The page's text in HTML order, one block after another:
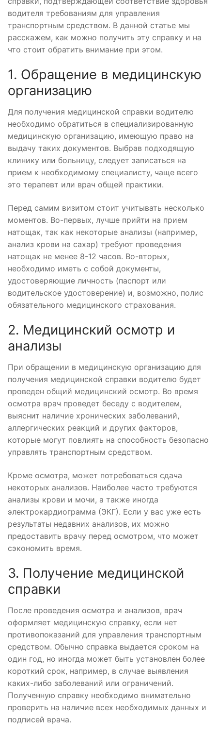
водителя требованиям для управления
транспортным средством. В данной статье мы
расскажем, как можно получить эту справку и на
что стоит обратить внимание при этом.
1. Обращение в медицинскую
организацию
Для получения медицинской справки водителю
необходимо обратиться в специализированную
медицинскую организацию, имеющую право на
выдачу таких документов. Выбрав подходящую
клинику или больницу, следует записаться на
прием к необходимому специалисту, чаще всего
это терапевт или врач общей практики.
Перед самим визитом стоит учитывать несколько
моментов. Во-первых, лучше прийти на прием
натощак, так как некоторые анализы (например,
анализ крови на сахар) требуют проведения
натощак не менее 8-12 часов. Во-вторых,
необходимо иметь с собой документы,
удостоверяющие личность (паспорт или
водительское удостоверение) и, возможно, полис
обязательного медицинского страхования.
2. Медицинский осмотр и
анализы
При обращении в медицинскую организацию для
получения медицинской справки водителю будет
проведен общий медицинский осмотр. Во время
осмотра врач проведет беседу с водителем,
выяснит наличие хронических заболеваний,
аллергических реакций и других факторов,
которые могут повлиять на способность безопасно
управлять транспортным средством.
Кроме осмотра, может потребоваться сдача
некоторых анализов. Наиболее часто требуются
анализы крови и мочи, а также иногда
электрокардиограмма (ЭКГ). Если у вас уже есть
результаты недавних анализов, их можно
предоставить врачу перед осмотром, что может
сэкономить время.
3. Получение медицинской
справки
После проведения осмотра и анализов, врач
оформляет медицинскую справку, если нет
противопоказаний для управления транспортным
средством. Обычно справка выдается сроком на
один год, но иногда может быть установлен более
короткий срок, например, в случае выявления
каких-либо заболеваний или ограничений.
Полученную справку необходимо внимательно
проверить на наличие всех необходимых данных и
подписей врача.